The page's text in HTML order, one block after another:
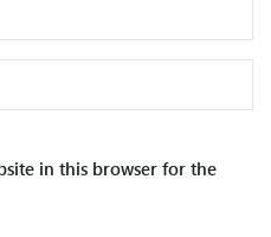
in this browser for the